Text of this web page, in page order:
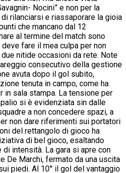
Nocini” e non per la
rilanciarsi e riassaporare la gioia
che mancano dal 12
al termine del match sono
fare il mea culpa per non
nitide occasioni da rete. Note
consecutivo della gestione
avuta dopo il gol subito,
tenuta in campo, come ha
sala stampa. La tensione per
si è evidenziata sin dalle
a non concedere spazi, a
non dare riferimenti sui portatori
del rettangolo di gioco ha
di bel gioco, esaltando
intensità. La gara si apre con
De Marchi, fermato da una uscita
piedi. Al 10° il gol del vantaggio